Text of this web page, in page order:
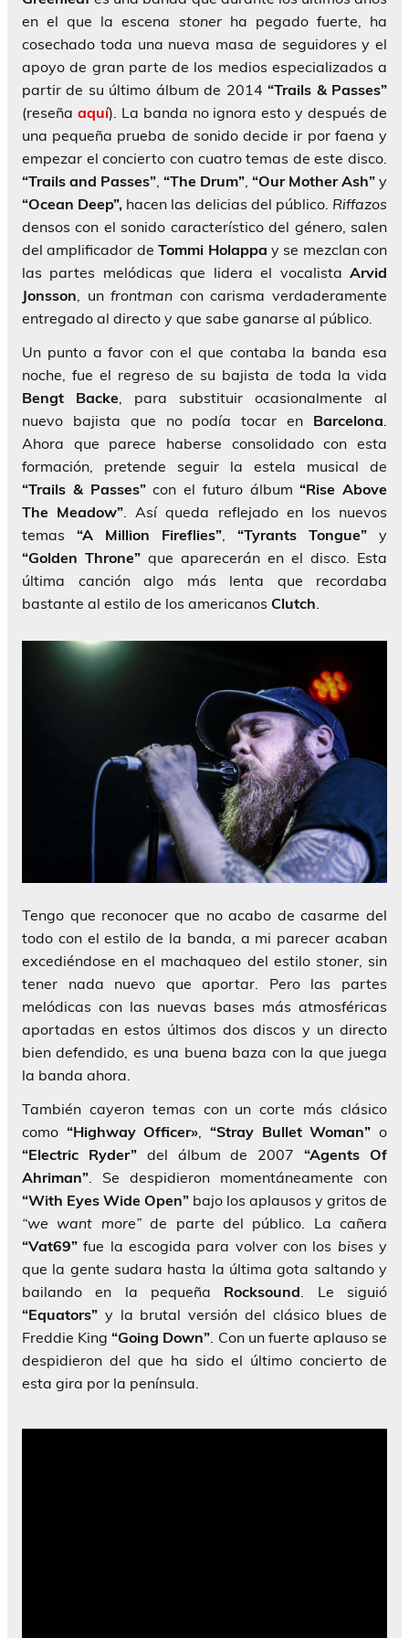
en el que la escena stonerha pegado fuerte, ha
cosechado toda una nueva masa de seguidores y el
apoyo de gran parte de los medios especializados a
partir de su último álbum de 2014“Trails & Passes”
(reseña aquí). La banda no ignora esto y después de
una pequeña prueba de sonido decide ir por faena y
empezar el concierto con cuatro temas de este disco.
“Trails and Passes”, “The Drum”, “Our Mother Ash” y
“Ocean Deep”, hacen las delicias del público. Riffazos
densos con el sonido característico del género, salen
del amplificador deTommi Holappa y se mezclan con
las partes melódicas que lidera el vocalista Arvid
Jonsson, unfrontman con carisma verdaderamente
entregado al directo y que sabe ganarse al público.
Un punto a favor con el que contaba la banda esa
noche, fue el regreso de su bajista de toda la vida
Bengt Backe, para substituir ocasionalmente al
nuevo bajista que no podía tocar en Barcelona.
Ahora que parece haberse consolidado con esta
formación, pretende seguir la estela musical de
“Trails & Passes”con el futuro álbum“Rise Above
The Meadow”. Así queda reflejado en los nuevos
temas “A Million Fireflies”, “Tyrants Tongue” y
“Golden Throne” que aparecerán en el disco. Esta
última canción algo más lenta que recordaba
bastante al estilo de los americanos Clutch.
Tengo que reconocer que no acabo de casarme del
todo con el estilo de la banda, a mi parecer acaban
excediéndose en el machaqueo del estilo stoner, sin
tener nada nuevo que aportar. Pero las partes
melódicas con las nuevas bases más atmosféricas
aportadas en estos últimos dos discos y un directo
bien defendido, es una buena baza con la que juega
la banda ahora.
También cayeron temas con un corte más clásico
como “Highway Officer»,“Stray Bullet Woman” o
“Electric Ryder”del álbum de 2007“Agents Of
Ahriman”. Se despidieron momentáneamente con
“With Eyes Wide Open” bajo los aplausos y gritos de
“we want more”de parte del público. La cañera
“Vat69” fue la escogida para volver con los bises y
que la gente sudara hasta la última gota saltando y
bailando en la pequeña Rocksound. Le siguió
“Equators” y la brutal versión del clásico blues de
Freddie King“Going Down”. Con un fuerte aplauso se
despidieron del que ha sido el último concierto de
esta gira por la península.